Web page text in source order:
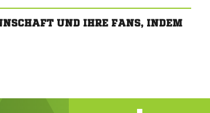
UND IHRE FANS, INDEM